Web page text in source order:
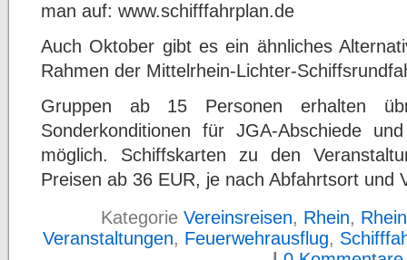
man auf: www.schifffahrplan.de
Auch Oktober gibt es ein ähnliches
Rahmen der Mittelrhein-Lichter-
Gruppen ab 15 Personen erhalten
Sonderkonditionen für JGA-Abschiede
möglich. Schiffskarten zu den
Preisen ab 36 EUR, je nach Abfahrtsort und
Kategorie Vereinsreisen, Rhein,
Veranstaltungen, Feuerwehrausflug,